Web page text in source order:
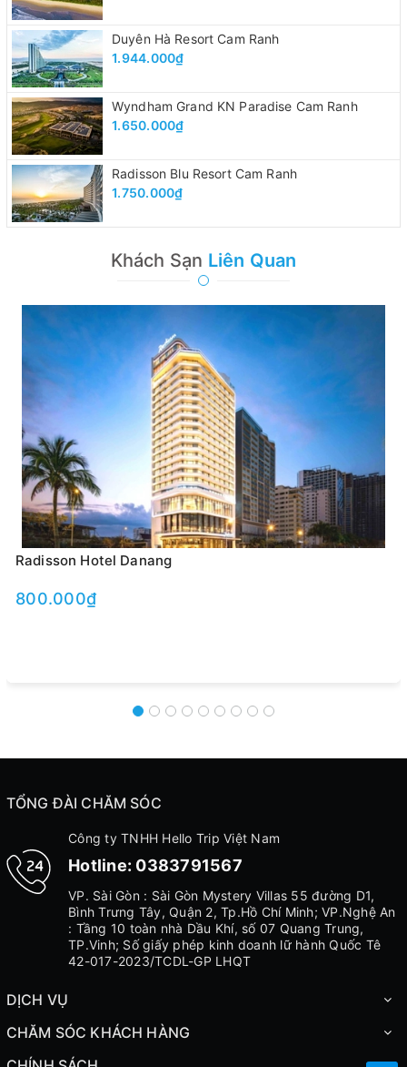
Duyên Hà Resort Cam Ranh
1.944.000₫
Wyndham Grand KN Paradise Cam Ranh
1.650.000₫
Radisson Blu Resort Cam Ranh
1.750.000₫
Khách Sạn Liên Quan
Radisson Hotel Danang
800.000₫
TỔNG ĐÀI CHĂM SÓC
Công ty TNHH Hello Trip Việt Nam
Hotline: 0383791567
VP. Sài Gòn : Sài Gòn Mystery Villas 55 đường D1,
Bình Trưng Tây, Quận 2, Tp.Hồ Chí Minh; VP.Nghệ An
: Tầng 10 toàn nhà Dầu Khí, số 07 Quang Trung,
TP.Vinh; Số giấy phép kinh doanh lữ hành Quốc Tê
42-017-2023/TCDL-GP LHQT
DỊCH VỤ
CHĂM SÓC KHÁCH HÀNG